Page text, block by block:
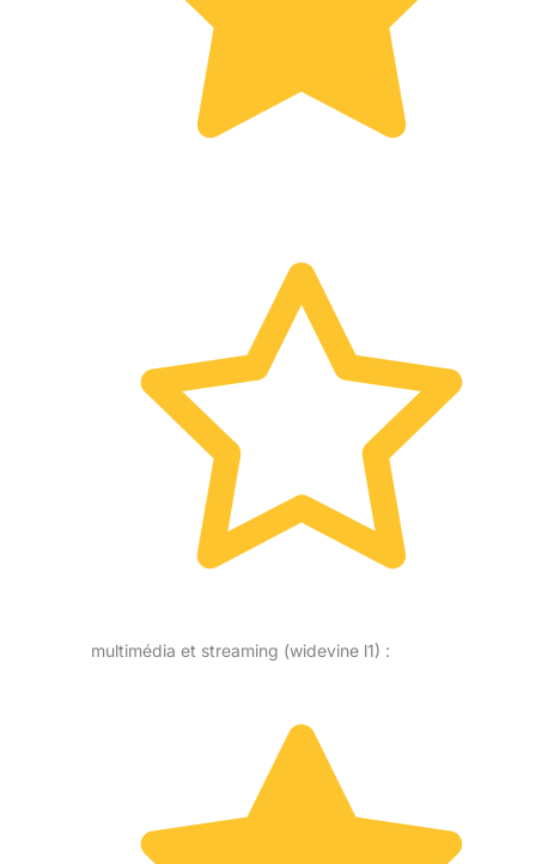
multimédia et streaming (widevine l1) :